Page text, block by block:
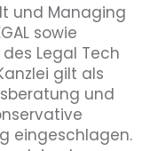
und Managing
sowie
Legal Tech
gilt als
und
eingeschlagen.